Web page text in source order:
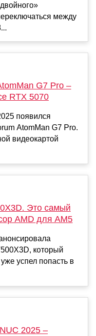
между
G7 Pro –
RTX 5070
появился
AtomMan G7 Pro.
видеокартой
Это самый
AMD для AM5
который
успел попасть в
2025 –